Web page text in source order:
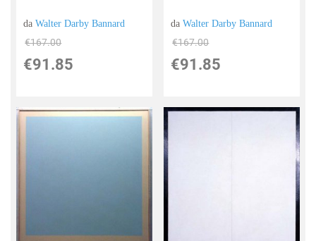
daWalter Darby Bannard
€167.00
€91.85
daWalter Darby Bannard
€167.00
€91.85